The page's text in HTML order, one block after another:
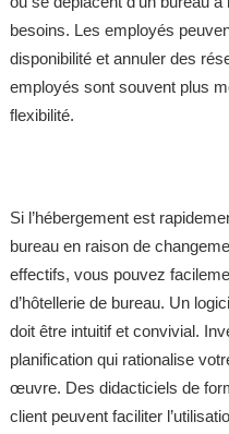
besoins. Les employés
disponibilité et annuler des
employés sont souvent plus
flexibilité.
Si l’hébergement est
bureau en raison de
effectifs, vous pouvez
d’hôtellerie de bureau. Un
doit être intuitif et convivial.
planification qui rationalise
œuvre. Des didacticiels de
client peuvent faciliter